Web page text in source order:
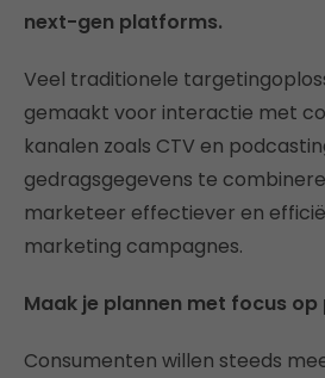
next-gen platforms.
Veel traditionele
gemaakt voor interactie met
kanalen zoals CTV en
gedragsgegevens te
marketeer effectiever en
marketing campagnes.
Maak je plannen met focus
Consumenten willen steeds